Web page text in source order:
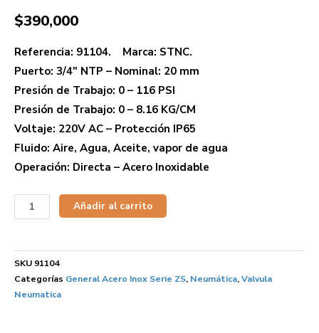
$390,000
Referencia: 91104. Marca: STNC.
Puerto: 3/4″ NTP – Nominal: 20 mm
Presión de Trabajo: 0 – 116 PSI
Presión de Trabajo: 0 – 8.16 KG/CM
Voltaje: 220V AC – Protección IP65
Fluido: Aire, Agua, Aceite, vapor de agua
Operación: Directa – Acero Inoxidable
Añadir al carrito
SKU 91104
Categorías General Acero Inox Serie ZS, Neumática,Valvula
Neumatica